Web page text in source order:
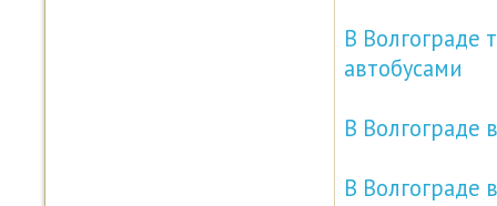
В Волгограде
автобусами
В Волгограде
В Волгограде